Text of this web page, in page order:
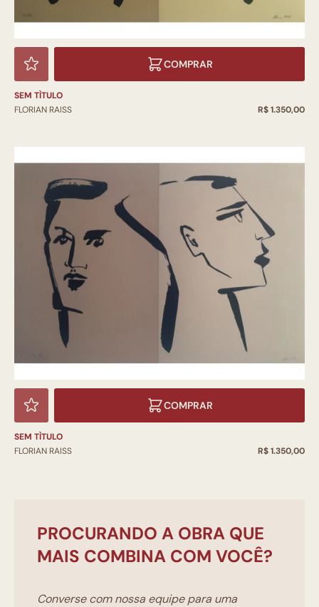
COMPRAR
SEM TÌTULO
FLORIAN RAISS
R$ 1.350,00
COMPRAR
SEM TÌTULO
FLORIAN RAISS
R$ 1.350,00
PROCURANDO A OBRA QUE
MAIS COMBINA COM VOCÊ?
Converse com nossa equipe para uma